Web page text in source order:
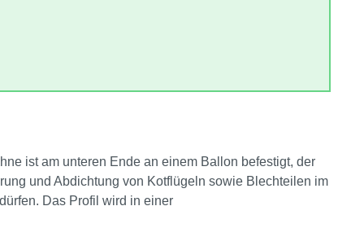
ist am unteren Ende an einem Ballon befestigt, der
und Abdichtung von Kotflügeln sowie Blechteilen im
Das Profil wird in einer